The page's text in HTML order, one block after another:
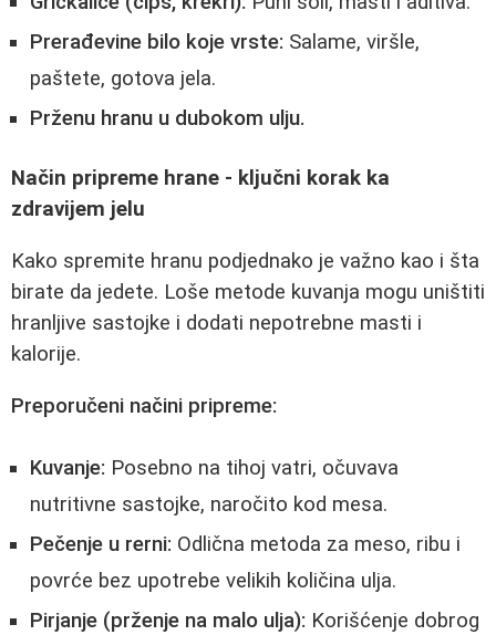
Prerađevine bilo koje vrste: Salame, viršle,
paštete, gotova jela.
Prženu hranu u dubokom ulju.
Način pripreme hrane - ključni korak ka
zdravijem jelu
Kako spremite hranu podjednako je važno kao i šta
birate da jedete. Loše metode kuvanja mogu uništiti
hranljive sastojke i dodati nepotrebne masti i
kalorije.
Preporučeni načini pripreme:
Kuvanje: Posebno na tihoj vatri, očuvava
nutritivne sastojke, naročito kod mesa.
Pečenje u rerni: Odlična metoda za meso, ribu i
povrće bez upotrebe velikih količina ulja.
Pirjanje (prženje na malo ulja): Korišćenje dobrog